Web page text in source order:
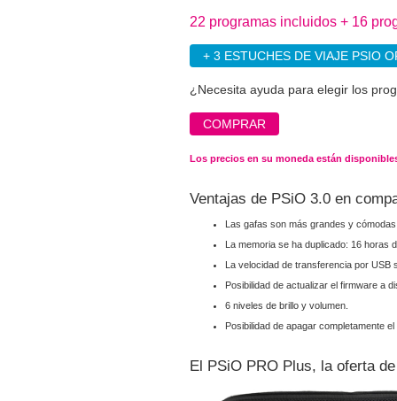
22 programas incluidos + 16
+ 3 ESTUCHES DE VIAJE PSIO
¿Necesita ayuda para elegir los
COMPRAR
Los precios en su moneda están
Ventajas de PSiO 3.0 en
Las gafas son más grandes y
La memoria se ha duplicado: 16 horas
La velocidad de transferencia por USB
Posibilidad de actualizar el firmware a
6 niveles de brillo y volumen.
Posibilidad de apagar completamente
El PSiO PRO Plus, la oferta